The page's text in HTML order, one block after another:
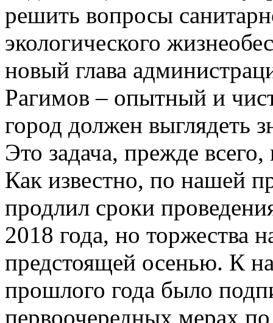
решить вопросы
экологического
новый глава
Рагимов – опытный и
город должен выглядеть
Это задача, прежде всего,
Как известно, по нашей
продлил сроки
2018 года, но торжества
предстоящей осенью. К
прошлого года было
первоочередных мерах